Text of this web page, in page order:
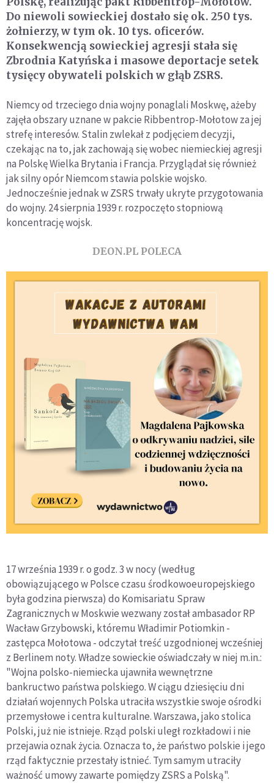
Do niewoli sowieckiej dostało się ok. 250 tys.
żołnierzy, w tym ok. 10 tys. oficerów.
Konsekwencją sowieckiej agresji stała się
Zbrodnia Katyńska i masowe deportacje setek
tysięcy obywateli polskich w głąb ZSRS.
Niemcy od trzeciego dnia wojny ponaglali Moskwę, ażeby
zajęła obszary uznane w pakcie Ribbentrop-Mołotow za jej
strefę interesów. Stalin zwlekał z podjęciem decyzji,
czekając na to, jak zachowają się wobec niemieckiej agresji
na Polskę Wielka Brytania i Francja. Przyglądał się również
jak silny opór Niemcom stawia polskie wojsko.
Jednocześnie jednak w ZSRS trwały ukryte przygotowania
do wojny. 24 sierpnia 1939 r. rozpoczęto stopniową
koncentrację wojsk.
DEON.PL POLECA
17 września 1939 r. o godz. 3 w nocy (według
obowiązującego w Polsce czasu środkowoeuropejskiego
była godzina pierwsza) do Komisariatu Spraw
Zagranicznych w Moskwie wezwany został ambasador RP
Wacław Grzybowski, któremu Władimir Potiomkin -
zastępca Mołotowa - odczytał treść uzgodnionej wcześniej
z Berlinem noty. Władze sowieckie oświadczały w niej m.in.:
"Wojna polsko-niemiecka ujawniła wewnętrzne
bankructwo państwa polskiego. W ciągu dziesięciu dni
działań wojennych Polska utraciła wszystkie swoje ośrodki
przemysłowe i centra kulturalne. Warszawa, jako stolica
Polski, już nie istnieje. Rząd polski uległ rozkładowi i nie
przejawia oznak życia. Oznacza to, że państwo polskie i jego
rząd faktycznie przestały istnieć. Tym samym utraciły
ważność umowy zawarte pomiędzy ZSRS a Polską".